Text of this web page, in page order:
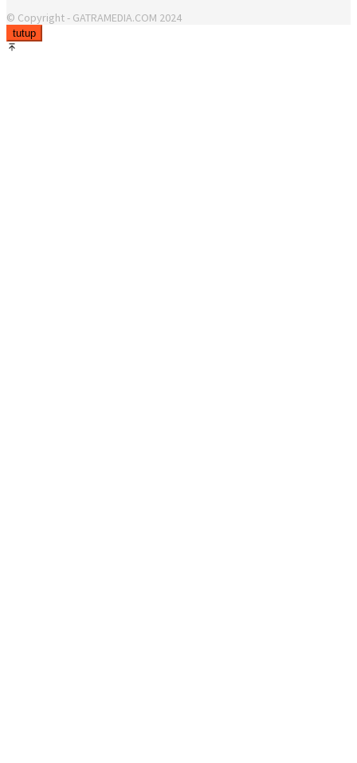
© Copyright - GATRAMEDIA.COM 2024
tutup